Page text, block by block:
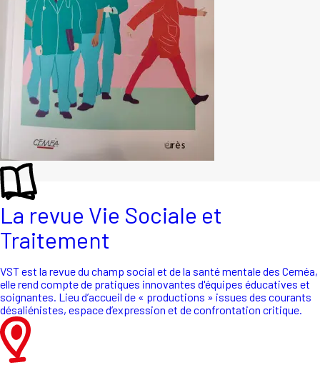
La revue Vie Sociale et
Traitement
VST est la revue du champ social et de la santé mentale des Ceméa,
elle rend compte de pratiques innovantes d'équipes éducatives et
soignantes. Lieu d’accueil de « productions » issues des courants
désaliénistes, espace d’expression et de confrontation critique.